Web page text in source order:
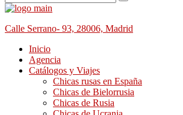
Calle Serrano- 93, 28006, Madrid
Inicio
Agencia
Catálogos y Viajes
Chicas rusas en España
Chicas de Bielorrusia
Chicas de Rusia